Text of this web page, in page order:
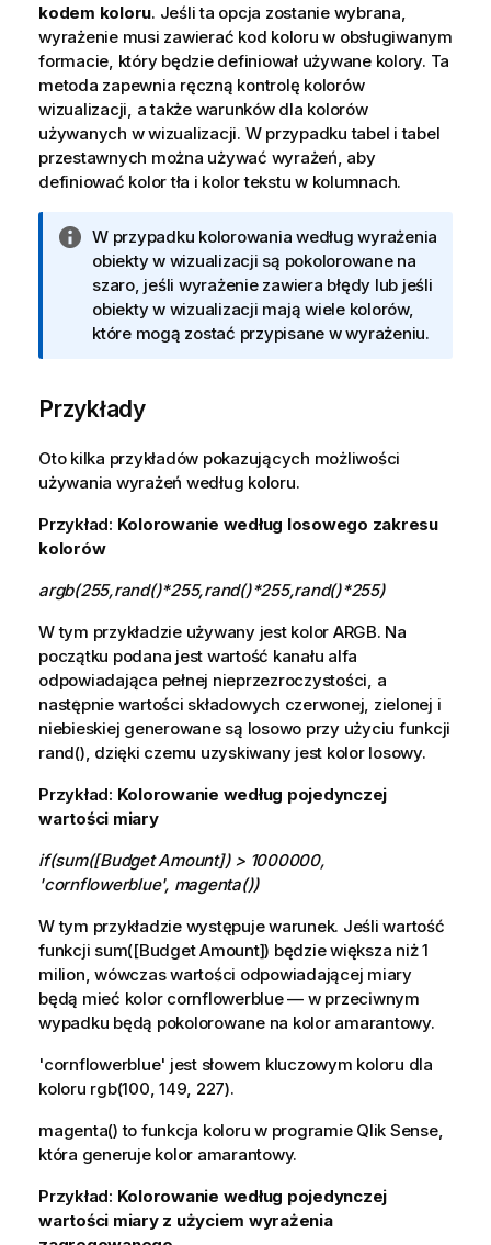
kodem koloru. Jeśli ta opcja zostanie wybrana,
wyrażenie musi zawierać kod koloru w obsługiwanym
formacie, który będzie definiował używane kolory. Ta
metoda zapewnia ręczną kontrolę kolorów
wizualizacji, a także warunków dla kolorów
używanych w wizualizacji. W przypadku tabel i tabel
przestawnych można używać wyrażeń, aby
definiować kolor tła i kolor tekstu w kolumnach.
I
n
f
o
r
c
a
W przypadku kolorowania według wyrażenia
obiekty w wizualizacji są pokolorowane na
szaro, jeśli wyrażenie zawiera błędy lub jeśli
obiekty w wizualizacji mają wiele kolorów,
które mogą zostać przypisane w wyrażeniu.
Przykłady
Oto kilka przykładów pokazujących możliwości
używania wyrażeń według koloru.
Przykład: Kolorowanie według losowego zakresu
kolorów
argb(255,rand()*255,rand()*255,rand()*255)
W tym przykładzie używany jest kolor ARGB. Na
początku podana jest wartość kanału alfa
odpowiadająca pełnej nieprzezroczystości, a
następnie wartości składowych czerwonej, zielonej i
niebieskiej generowane są losowo przy użyciu funkcji
rand(), dzięki czemu uzyskiwany jest kolor losowy.
Przykład: Kolorowanie według pojedynczej
wartości miary
if(sum([Budget Amount]) > 1000000,
'cornflowerblue', magenta())
W tym przykładzie występuje warunek. Jeśli wartość
funkcji sum([Budget Amount]) będzie większa niż 1
milion, wówczas wartości odpowiadającej miary
będą mieć kolor cornflowerblue— w przeciwnym
wypadku będą pokolorowane na kolor amarantowy.
'cornflowerblue' jest słowem kluczowym koloru dla
koloru rgb(100, 149, 227).
magenta() to funkcja koloru w programie Qlik Sense,
która generuje kolor amarantowy.
Przykład: Kolorowanie według pojedynczej
wartości miary z użyciem wyrażenia